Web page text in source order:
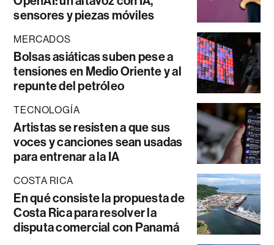
sensores y piezas móviles
MERCADOS
Bolsas asiáticas suben pese a
tensiones en Medio Oriente y al
repunte del petróleo
TECNOLOGÍA
Artistas se resisten a que sus
voces y canciones sean usadas
para entrenar a la IA
COSTA RICA
En qué consiste la propuesta de
Costa Rica para resolver la
disputa comercial con Panamá